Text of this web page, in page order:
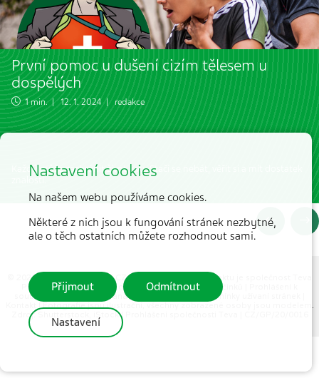
První pomoc u dušení cizím tělesem u
dospělých
1 min. | 12. 1. 2024 | redakce
Každý může zachránit život, i vy. Stačí se nebát, věřit si a mít dostatek
znalostí.
© 2026 MEDICAL TRIBUNE CZ, s.r.o. |
Partnerem projektu je společnost Teva
Pharmaceuticals CR, s.r.o.
Hlášení nežádoucích účinků
souborům cookie
Ochrana osobních údajů Podmínky užívaní stránek
| Fotografie jsou ilustrační, všechny zobrazené osoby jsou modelem.
Zdroj: Shutterstock, iStock |
Nastavení cookies
Na našem webu používáme cookies.
Některé z nich jsou k fungování stránek nezbytné,
ale o těch ostatních můžete rozhodnout sami.
Přijmout Odmítnout
Nastavení